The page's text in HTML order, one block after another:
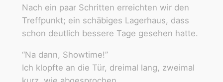
Nach ein paar Schritten erreichten wir den
Treffpunkt; ein schäbiges Lagerhaus, dass
schon deutlich bessere Tage gesehen hatte.
“Na dann, Showtime!”
Ich klopfte an die Tür, dreimal lang, zweimal